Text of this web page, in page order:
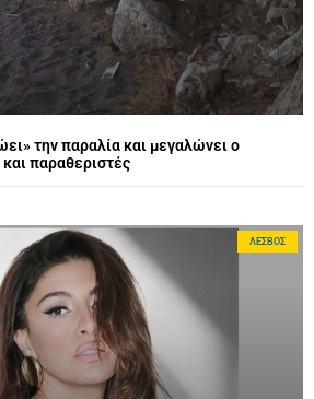
την παραλία και μεγαλώνει ο
και παραθεριστές
ΛΈΣΒΟΣ